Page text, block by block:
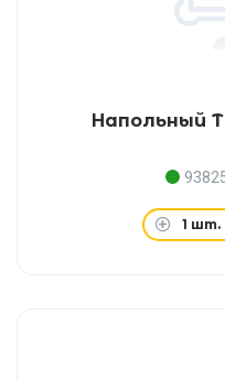
Напольный
1 шт.